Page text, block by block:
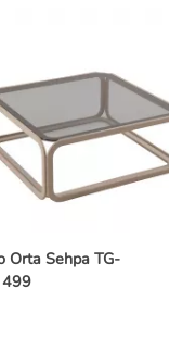
Orta Sehpa TG-
499